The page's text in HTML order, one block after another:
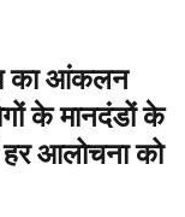
का आंकलन
के मानदंडों के
आलोचना को